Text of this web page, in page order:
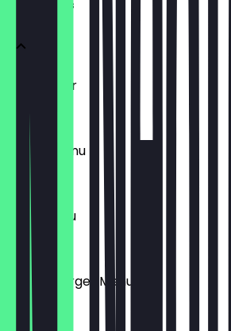
Loco Menüs
Loco Junior
€ 6,99
Burger Menu
€ 9,99
Filets Menu
€ 12,99
Double Burger Menu
€ 19,99